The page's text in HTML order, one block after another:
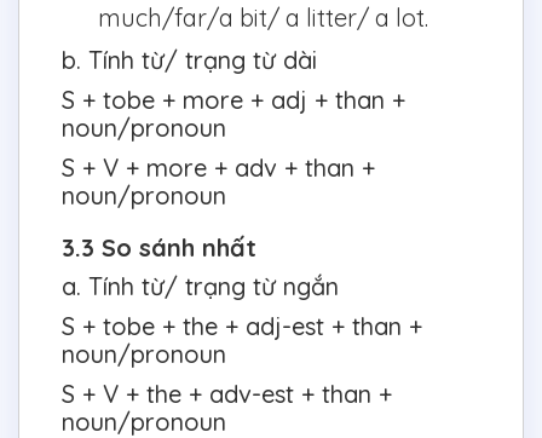
much/far/a bit/ a litter/ a lot.
b. Tính từ/ trạng từ dài
S + tobe + more + adj + than +
noun/pronoun
S + V + more + adv + than +
noun/pronoun
3.3 So sánh nhất
a. Tính từ/ trạng từ ngắn
S + tobe + the + adj-est + than +
noun/pronoun
S + V + the + adv-est + than +
noun/pronoun